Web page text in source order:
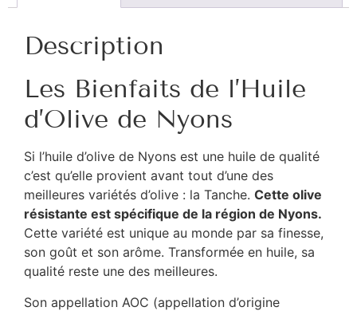
Description
Les Bienfaits de l’Huile
d’Olive de Nyons
Si l’huile d’olive de Nyons est une huile de qualité
c’est qu’elle provient avant tout d’une des
meilleures variétés d’olive : la Tanche. Cette olive
résistante est spécifique de la région de Nyons.
Cette variété est unique au monde par sa finesse,
son goût et son arôme. Transformée en huile, sa
qualité reste une des meilleures.
Son appellation AOC (appellation d’origine